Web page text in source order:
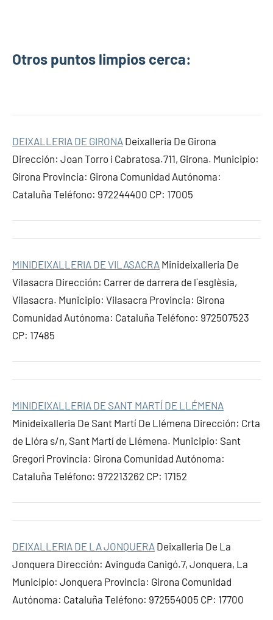
Otros puntos limpios cerca:
DEIXALLERIA DE GIRONA Deixalleria De Girona
Dirección: Joan Torro i Cabratosa.711, Girona. Municipio:
Girona Provincia: Girona Comunidad Autónoma:
Cataluña Teléfono: 972244400 CP: 17005
MINIDEIXALLERIA DE VILASACRA Minideixalleria De
Vilasacra Dirección: Carrer de darrera de l´esglèsia,
Vilasacra. Municipio: Vilasacra Provincia: Girona
Comunidad Autónoma: Cataluña Teléfono: 972507523
CP: 17485
MINIDEIXALLERIA DE SANT MARTÍ DE LLÉMENA
Minideixalleria De Sant Martí De Llémena Dirección: Crta
de Llóra s/n, Sant Martí de Llémena. Municipio: Sant
Gregori Provincia: Girona Comunidad Autónoma:
Cataluña Teléfono: 972213262 CP: 17152
DEIXALLERIA DE LA JONQUERA Deixalleria De La
Jonquera Dirección: Avinguda Canigó.7, Jonquera, La
Municipio: Jonquera Provincia: Girona Comunidad
Autónoma: Cataluña Teléfono: 972554005 CP: 17700